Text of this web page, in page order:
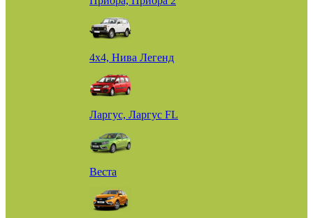
4х4, Нива Легенд
Ларгус, Ларгус FL
Веста